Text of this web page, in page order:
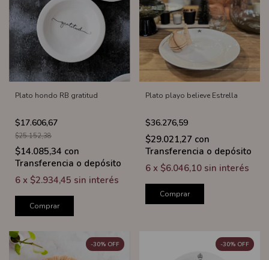
Plato hondo RB gratitud
$17.606,67
$25.152,38
$14.085,34 con
Transferencia o depósito
6 x $2.934,45 sin interés
Comprar
Plato playo believe Estrella
$36.276,59
$29.021,27 con
Transferencia o depósito
6 x $6.046,10 sin interés
Comprar
-30% OFF -30% OFF